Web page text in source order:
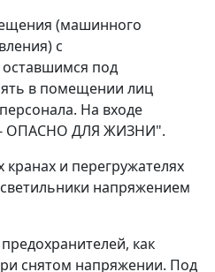
(машинного
с
под
в помещении лиц
На входе
- ОПАСНО ДЛЯ ЖИЗНИ".
и перегружателях
напряжением
как
снятом напряжении. Под